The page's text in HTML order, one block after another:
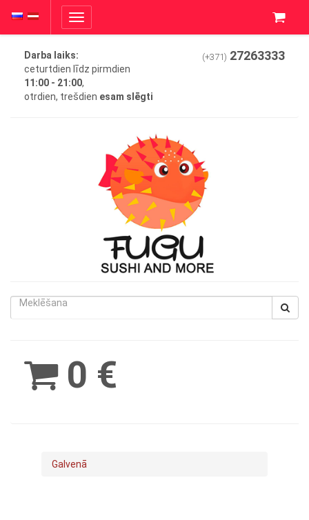
Toggle
navigation
Darba laiks:
ceturtdien līdz pirmdien
11:00 - 21:00,
otrdien, trešdien esam slēgti
(+371) 27263333
BetWest0 €
Galvenā